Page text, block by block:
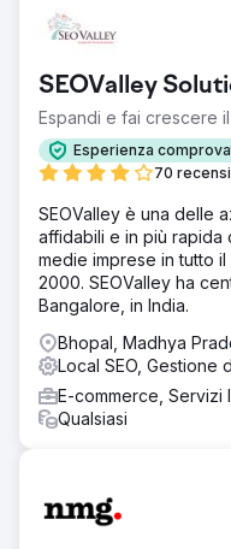
SEOValley
Espandi e fai crescere
Esperienza
70
SEOValley è una delle
affidabili e in più
medie imprese in tutto
2000. SEOValley ha
Bangalore, in India.
Bhopal, Madhya
Local SEO, Gestione
E-commerce, Servizi
Qualsiasi